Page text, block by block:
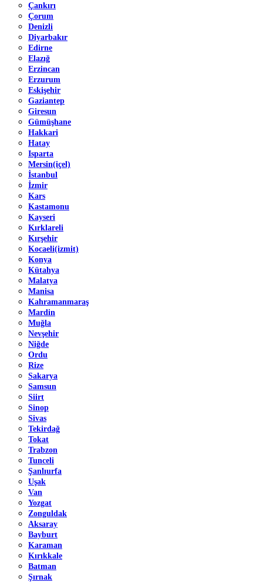
Çankırı
Çorum
Denizli
Diyarbakır
Edirne
Elazığ
Erzincan
Erzurum
Eskişehir
Gaziantep
Giresun
Gümüşhane
Hakkari
Hatay
Isparta
Mersin(içel)
İstanbul
İzmir
Kars
Kastamonu
Kayseri
Kırklareli
Kırşehir
Kocaeli(izmit)
Konya
Kütahya
Malatya
Manisa
Kahramanmaraş
Mardin
Muğla
Nevşehir
Niğde
Ordu
Rize
Sakarya
Samsun
Siirt
Sinop
Sivas
Tekirdağ
Tokat
Trabzon
Tunceli
Şanlıurfa
Uşak
Van
Yozgat
Zonguldak
Aksaray
Bayburt
Karaman
Kırıkkale
Batman
Şırnak